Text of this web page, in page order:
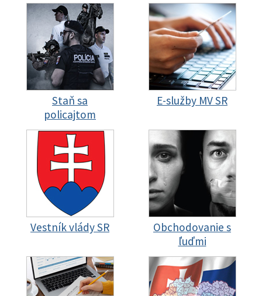
Staň sa
policajtom
E-služby MV SR
Vestník vlády SR
Obchodovanie s
ľuďmi